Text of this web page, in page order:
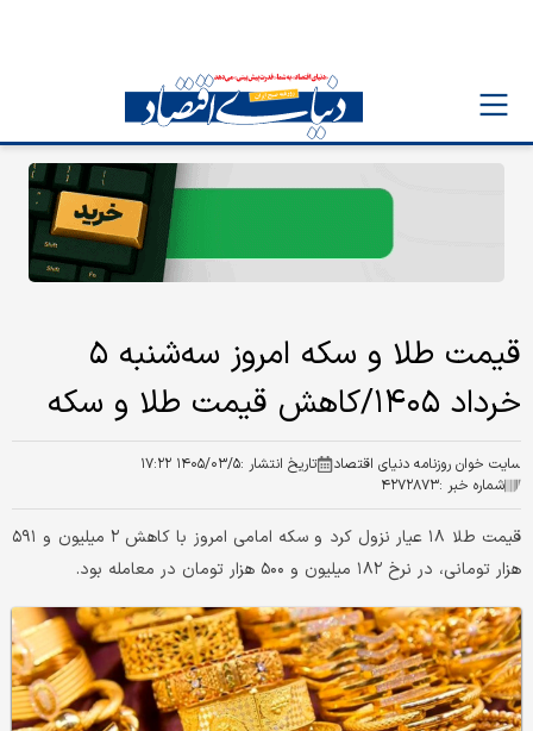
قیمت طلا و سکه امروز‌ سه‌شنبه ۵
خرداد ۱۴۰۵/کاهش قیمت طلا و سکه
سایت خوان روزنامه دنیای اقتصاد تاریخ انتشار :۱۴۰۵/۰۳/۵ ۱۷:۲۲
شماره خبر :۴۲۷۲۸۷۳
قیمت طلا ۱۸ عیار نزول کرد و سکه امامی امروز با کاهش ۲ میلیون و ۵۹۱
هزار تومانی، در نرخ ۱۸۲ میلیون و ۵۰۰ هزار تومان در معامله بود.